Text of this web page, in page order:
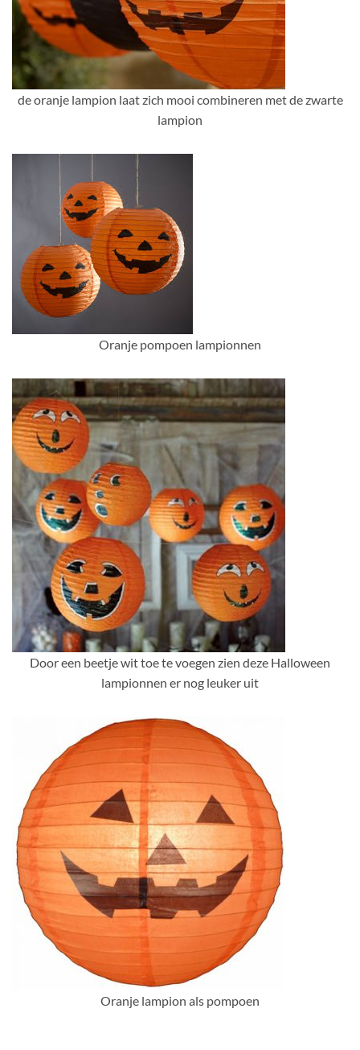
de oranje lampion laat zich mooi combineren met de zwarte
lampion
Oranje pompoen lampionnen
Door een beetje wit toe te voegen zien deze Halloween
lampionnen er nog leuker uit
Oranje lampion als pompoen